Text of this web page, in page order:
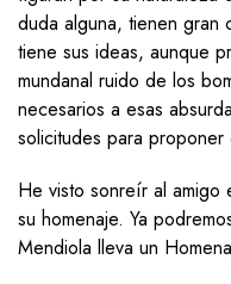
duda alguna, tienen gran
tiene sus ideas, aunque
mundanal ruido de los
necesarios a esas
solicitudes para proponer
He visto sonreír al
su homenaje. Ya
Mendiola lleva un